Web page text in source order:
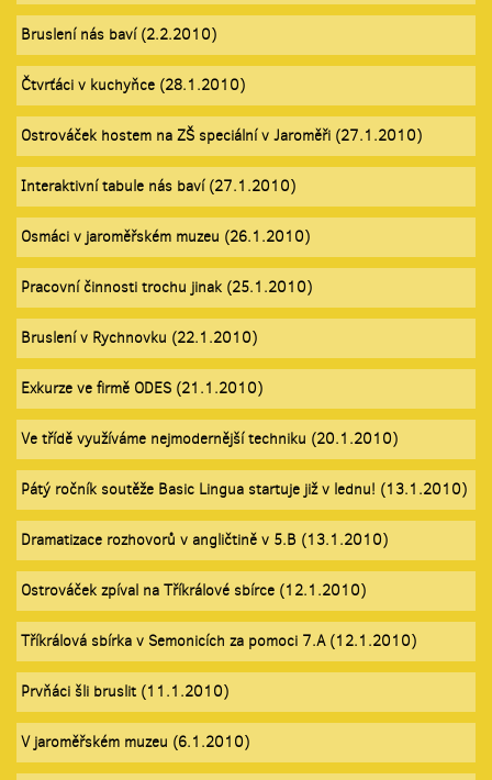
Bruslení nás baví (2.2.2010)
Čtvrťáci v kuchyňce (28.1.2010)
Ostrováček hostem na ZŠ speciální v Jaroměři (27.1.2010)
Interaktivní tabule nás baví (27.1.2010)
Osmáci v jaroměřském muzeu (26.1.2010)
Pracovní činnosti trochu jinak (25.1.2010)
Bruslení v Rychnovku (22.1.2010)
Exkurze ve firmě ODES (21.1.2010)
Ve třídě využíváme nejmodernější techniku (20.1.2010)
Pátý ročník soutěže Basic Lingua startuje již v lednu! (13.1.2010)
Dramatizace rozhovorů v angličtině v 5.B (13.1.2010)
Ostrováček zpíval na Tříkrálové sbírce (12.1.2010)
Tříkrálová sbírka v Semonicích za pomoci 7.A (12.1.2010)
Prvňáci šli bruslit (11.1.2010)
V jaroměřském muzeu (6.1.2010)